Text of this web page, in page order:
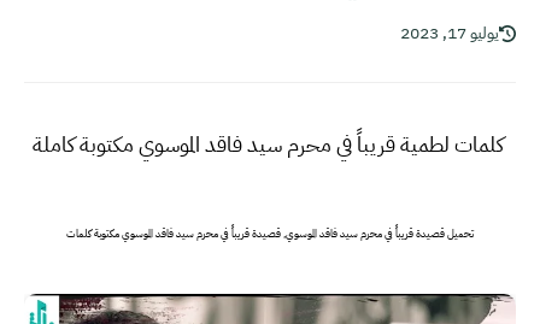
يوليو 17, 2023
كلمات لطمية قريباً في محرم سيد فاقد الموسوي مكتوبة كاملة
تحميل قصيدة قريباً في محرم سيد فاقد الموسوي, قصيدة قريباً في محرم سيد فاقد الموسوي مكتوبة كلمات